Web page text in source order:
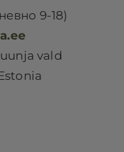
9-18)
vald